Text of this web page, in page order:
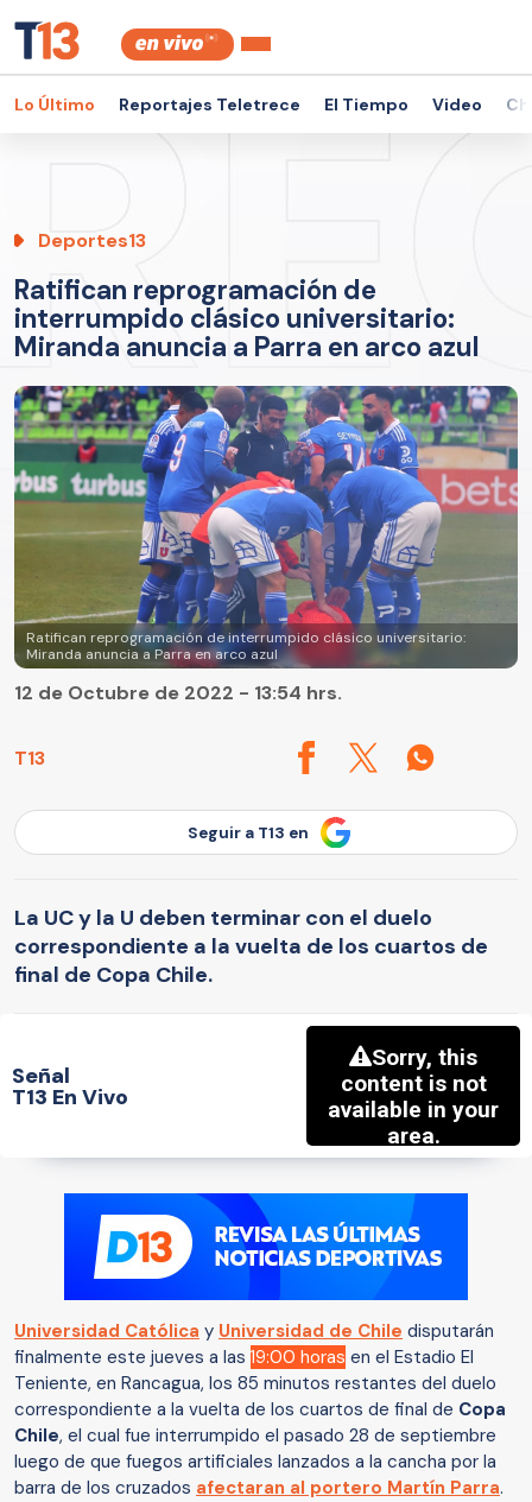
Lo Último Reportajes Teletrece El Tiempo Video
Deportes13
Ratifican reprogramación de
interrumpido clásico universitario:
Miranda anuncia a Parra en arco azul
Ratifican reprogramación de interrumpido clásico universitario:
Miranda anuncia a Parra en arco azul
T13
12 de Octubre de 2022 - 13:54 hrs.
Seguir a T13 en
La UC y la U deben terminar con el duelo
correspondiente a la vuelta de los cuartos de
final de Copa Chile.
Señal
T13 En Vivo
Universidad Católica y Universidad de Chile disputarán
finalmente este jueves a las 19:00 horas en el Estadio El
Teniente, en Rancagua, los 85 minutos restantes del duelo
correspondiente a la vuelta de los cuartos de final de Copa
Chile, el cual fue interrumpido el pasado 28 de septiembre
luego de que fuegos artificiales lanzados a la cancha por la
barra de los cruzados afectaran al portero Martín Parra.